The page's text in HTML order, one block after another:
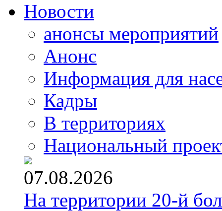
Новости
анонсы мероприятий
Анонс
Информация для
Кадры
В территориях
Национальный
07.08.2026
На территории 20-й